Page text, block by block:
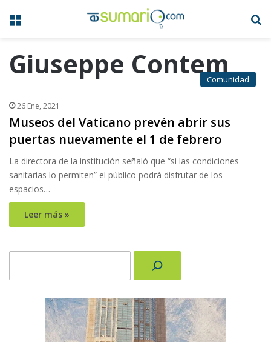
Menú
Giuseppe Contem
Comunidad
26 Ene, 2021
Museos del Vaticano prevén abrir sus
puertas nuevamente el 1 de febrero
La directora de la institución señaló que “si las condiciones
sanitarias lo permiten” el público podrá disfrutar de los
espacios…
Leer más »